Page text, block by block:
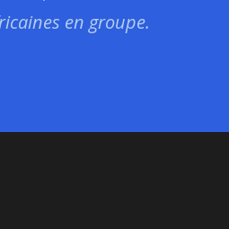
en groupe.